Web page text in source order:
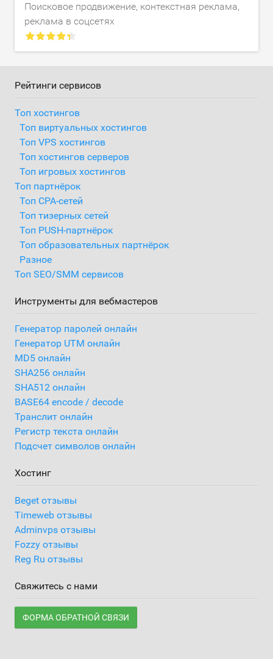
Поисковое продвижение, контекстная реклама,
реклама в соцсетях
Рейтинги сервисов
Топ хостингов
Топ виртуальных хостингов
Топ VPS хостингов
Топ хостингов серверов
Топ игровых хостингов
Топ партнёрок
Топ CPA-сетей
Топ тизерных сетей
Топ PUSH-партнёрок
Топ образовательных партнёрок
Разное
Топ SEO/SMM сервисов
Инструменты для вебмастеров
Генератор паролей онлайн
Генератор UTM онлайн
MD5 онлайн
SHA256 онлайн
SHA512 онлайн
BASE64 encode / decode
Транслит онлайн
Регистр текста онлайн
Подсчет символов онлайн
Хостинг
Beget отзывы
Timeweb отзывы
Adminvps отзывы
Fozzy отзывы
Reg Ru отзывы
Свяжитесь с нами
ФОРМА ОБРАТНОЙ СВЯЗИ